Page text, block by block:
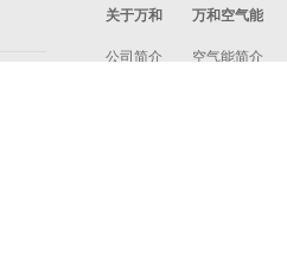
关于万和
公司简介
万和空气能
空气能简介